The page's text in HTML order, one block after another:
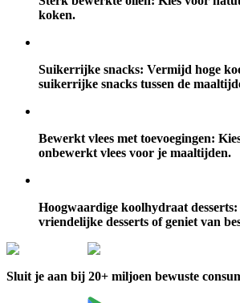
koken.
Suikerrijke snacks: Vermijd hoge
suikerrijke snacks tussen de
Bewerkt vlees met toevoegingen:
onbewerkt vlees voor je maaltijden.
Hoogwaardige koolhydraat desserts:
vriendelijke desserts of geniet van
Sluit je aan bij 20+ miljoen bewuste